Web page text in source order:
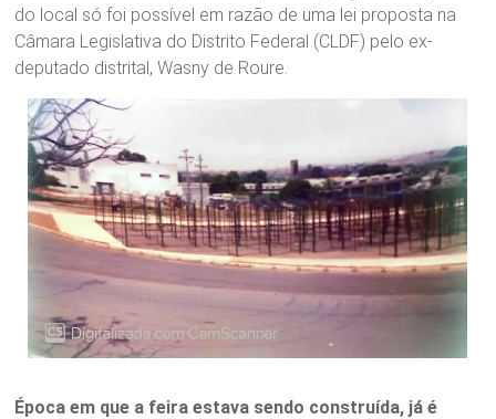
do local só foi possível em razão de uma lei proposta na
Câmara Legislativa do Distrito Federal (CLDF) pelo ex-
deputado distrital, Wasny de Roure.
Época em que a feira estava sendo construída, já é